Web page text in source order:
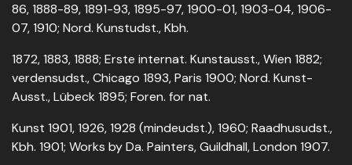
86, 1888-89, 1891-93, 1895-97, 1900-01, 1903-04, 1906-
07, 1910; Nord. Kunstudst., Kbh.
1872, 1883, 1888; Erste internat. Kunstausst., Wien 1882;
verdensudst., Chicago 1893, Paris 1900; Nord. Kunst-
Ausst., Lübeck 1895; Foren. for nat.
Kunst 1901, 1926, 1928 (mindeudst.), 1960; Raadhusudst.,
Kbh. 1901; Works by Da. Painters, Guildhall, London 1907.